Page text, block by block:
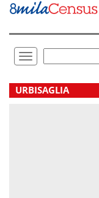
Vai
direttamente
Toggle
navigation
URBISAGLIA